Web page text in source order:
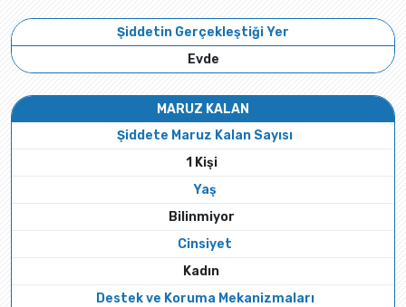
Şiddetin Gerçekleştiği Yer
Evde
MARUZ KALAN
Şiddete Maruz Kalan Sayısı
1 Kişi
Yaş
Bilinmiyor
Cinsiyet
Kadın
Destek ve Koruma Mekanizmaları